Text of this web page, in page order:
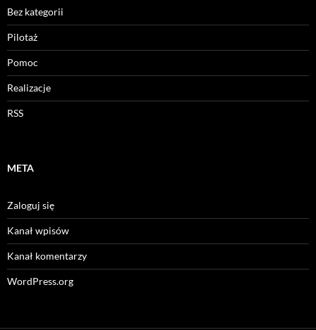
Bez kategorii
Pilotaż
Pomoc
Realizacje
RSS
META
Zaloguj się
Kanał wpisów
Kanał komentarzy
WordPress.org